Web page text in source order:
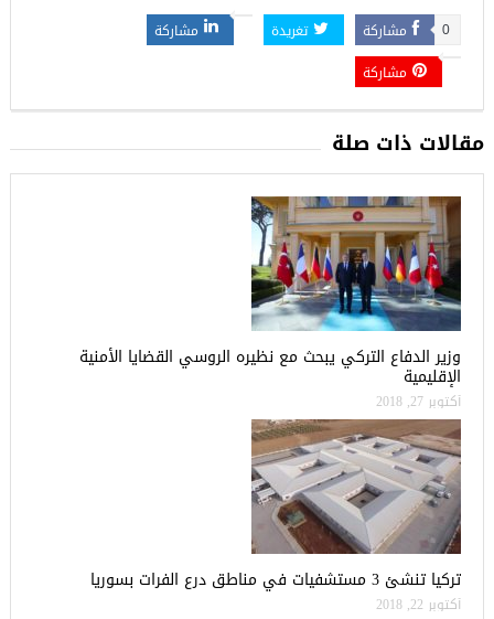
مشاركة 0 تغريدة
مشاركة
مشاركة
مقالات ذات صلة
وزير الدفاع التركي يبحث مع نظيره الروسي القضايا الأمنية
الإقليمية
أكتوبر 27, 2018
تركيا تنشئ 3 مستشفيات في مناطق درع الفرات بسوريا
أكتوبر 22, 2018